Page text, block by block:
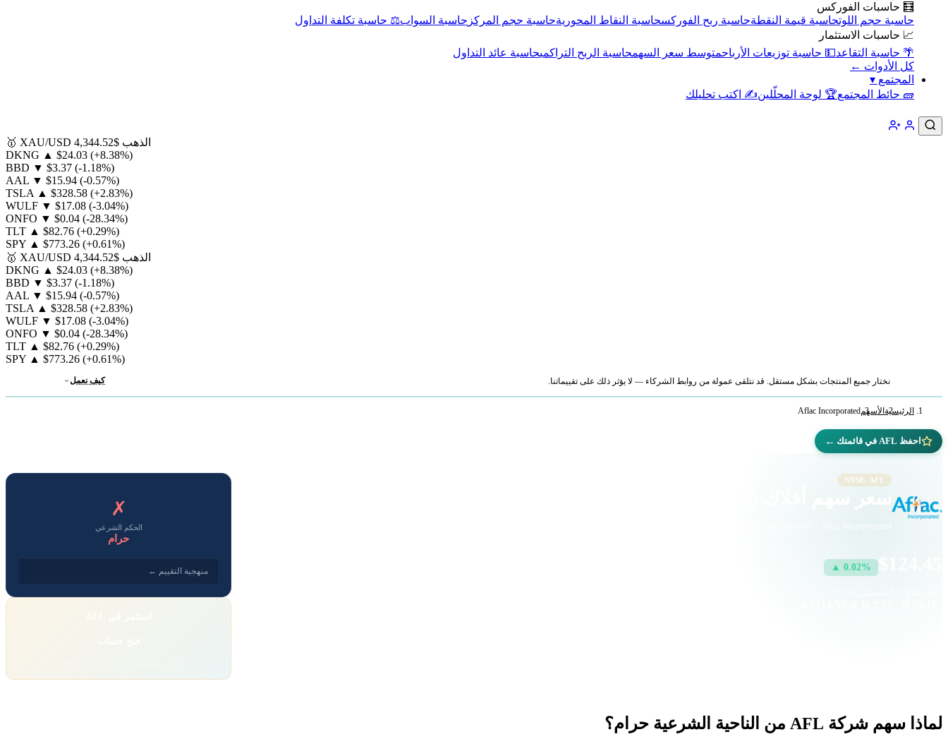
🧮 حاسبات الفوركس
حاسبة حجم اللوتحاسبة قيمة النقطةحاسبة ربح الفوركسحاسبة النقاط المحوريةحاسبة حجم المركز حاسبة السواب⚖️ حاسبة تكلفة التداول
📈 حاسبات الاستثمار
🌴 حاسبة التقاعد💵 حاسبة توزيعات الأرباحمتوسط سعر السهمحاسبة الربح التراكميحاسبة عائد التداول
كل الأدوات ←
المجتمع ▾
🧱 حائط المجتمع🏆 لوحة المحلّلين✍️ اكتب تحليلك
🥇 XAU/USD الذهب $4,344.52
DKNG ▲ $24.03 (+8.38%)
BBD ▼ $3.37 (-1.18%)
AAL ▼ $15.94 (-0.57%)
TSLA ▲ $328.58 (+2.83%)
WULF ▼ $17.08 (-3.04%)
ONFO ▼ $0.04 (-28.34%)
TLT ▲ $82.76 (+0.29%)
SPY ▲ $773.26 (+0.61%)
🥇 XAU/USD الذهب $4,344.52
DKNG ▲ $24.03 (+8.38%)
BBD ▼ $3.37 (-1.18%)
AAL ▼ $15.94 (-0.57%)
TSLA ▲ $328.58 (+2.83%)
WULF ▼ $17.08 (-3.04%)
ONFO ▼ $0.04 (-28.34%)
TLT ▲ $82.76 (+0.29%)
SPY ▲ $773.26 (+0.61%)
نختار جميع المنتجات بشكل مستقل. قد نتلقى عمولة من روابط الشركاء — لا يؤثر ذلك على تقييماتنا. كيف نعمل
الرئيسية الأسهمAflac Incorporated
احفظ AFL في قائمتك ←
NYSE: AFL
Aflac Incorporated · الخدمات المالية · بورصة نيويورك
▲ 0.02%
✗
الحكم الشرعي
حرام
منهجية التقييم ←
لماذا سهم شركة AFL من الناحية الشرعية حرام؟